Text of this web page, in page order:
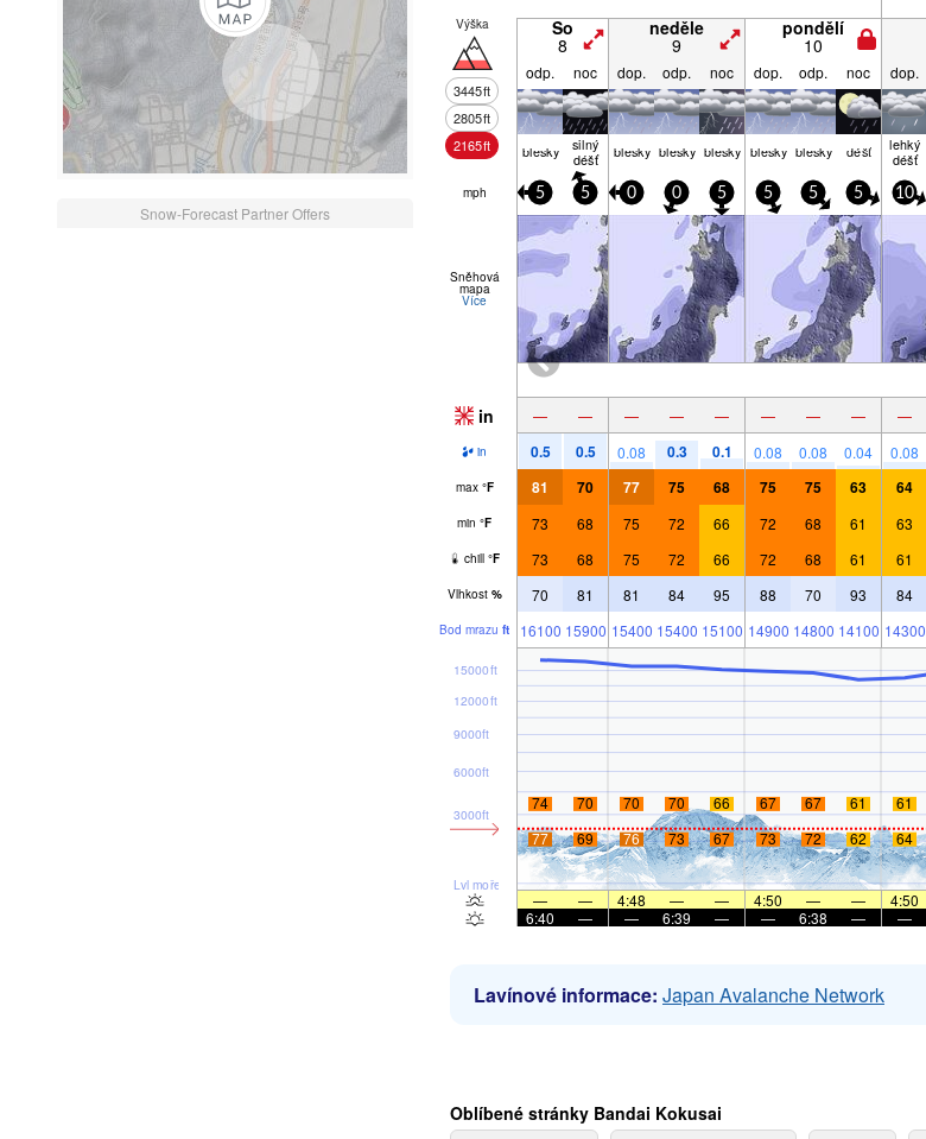
Snow-Forecast Partner Offers
Výška
3445ft
2805ft
2165ft
So
8
neděle
9
pondělí
10
odp. noc dop. odp. noc dop. odp. noc dop.
blesky silný
déšť blesky blesky blesky blesky blesky déšť lehký
déšť
mph 5 5 0 0 5 5 5 5 10
Sněhová
mapa
Více
in — — — — — — — — —
in 0.5 0.5 0.08 0.3 0.1 0.08 0.08 0.04 0.08
max °F 81 70 77 75 68 75 75 63 64
min °F 73 68 75 72 66 72 68 61 63
chill °F 73 68 75 72 66 72 68 61 61
Vlhkost % 70 81 81 84 95 88 70 93 84
Bod mrazu ft 16100 15900 15400 15400 15100 14900 14800 14100 14300
Lvl moře
3000ft
6000ft
9000ft
12000ft
15000ft
74 70 70 70 66 67 67 61 61
77
69 76 73 67 73 72 62 64
— — 4:48 — — 4:50 — — 4:50
6:40
— — 6:39 — — 6:38 — —
Lavínové informace: Japan Avalanche Network
Oblíbené stránky Bandai Kokusai